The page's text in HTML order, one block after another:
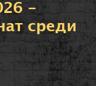
-
среди